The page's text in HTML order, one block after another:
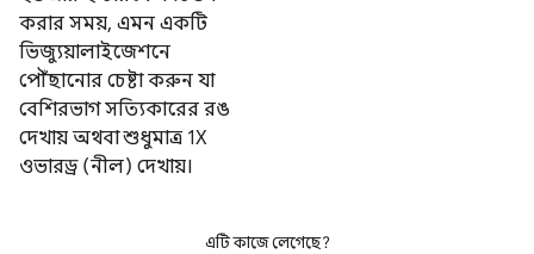
করার সময়, এমন একটি
ভিজ্যুয়ালাইজেশনে
পৌঁছানোর চেষ্টা করুন যা
বেশিরভাগ সত্যিকারের রঙ
দেখায় অথবা শুধুমাত্র 1X
ওভারড্র (নীল) দেখায়।
এটি কাজে লেগেছে?